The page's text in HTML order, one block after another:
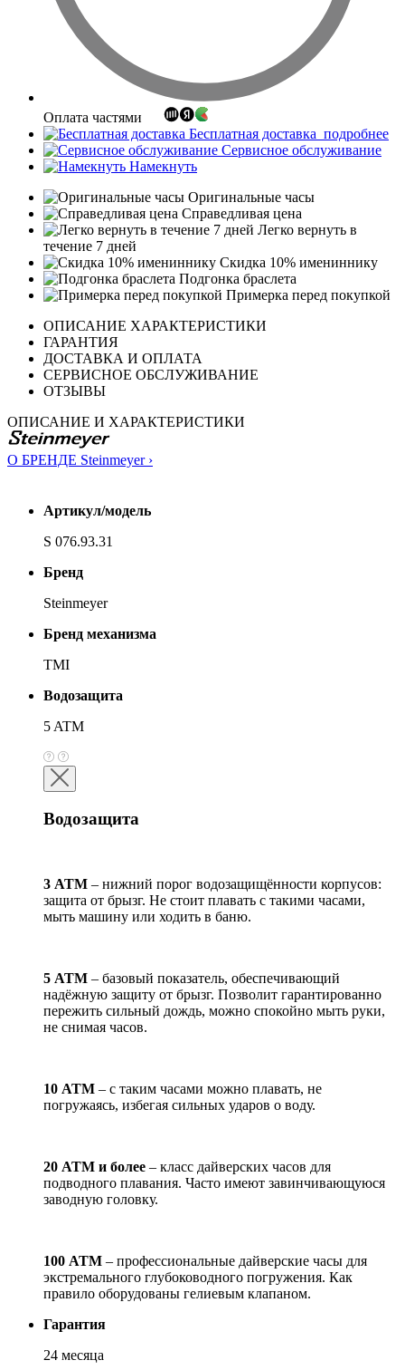
Оплата частями
Бесплатная доставка подробнее
Сервисное обслуживание
Намекнуть
Оригинальные часы
Справедливая цена
Легко вернуть в
течение 7 дней
Скидка 10% имениннику
Подгонка браслета
Примерка перед покупкой
ОПИСАНИЕ ХАРАКТЕРИСТИКИ
ГАРАНТИЯ
ДОСТАВКА И ОПЛАТА
СЕРВИСНОЕ ОБСЛУЖИВАНИЕ
ОТЗЫВЫ
ОПИСАНИЕ И ХАРАКТЕРИСТИКИ
О БРЕНДЕ Steinmeyer ›
Артикул/модель
S 076.93.31
Бренд
Steinmeyer
Бренд механизма
TMI
Водозащита
5 ATM
Водозащита
3 АТМ – нижний порог водозащищённости корпусов:
защита от брызг. Не стоит плавать с такими часами,
мыть машину или ходить в баню.
5 АТМ – базовый показатель, обеспечивающий
надёжную защиту от брызг. Позволит гарантированно
пережить сильный дождь, можно спокойно мыть руки,
не снимая часов.
10 АТМ – с таким часами можно плавать, не
погружаясь, избегая сильных ударов о воду.
20 АТМ и более – класс дайверских часов для
подводного плавания. Часто имеют завинчивающуюся
заводную головку.
100 АТМ – профессиональные дайверские часы для
экстремального глубоководного погружения. Как
правило оборудованы гелиевым клапаном.
Гарантия
24 месяца